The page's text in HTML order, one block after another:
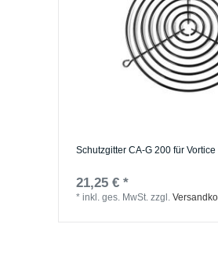
Schutzgitter CA-G 200 für Vortice
21,25 € *
*inkl. ges. MwSt. zzgl.